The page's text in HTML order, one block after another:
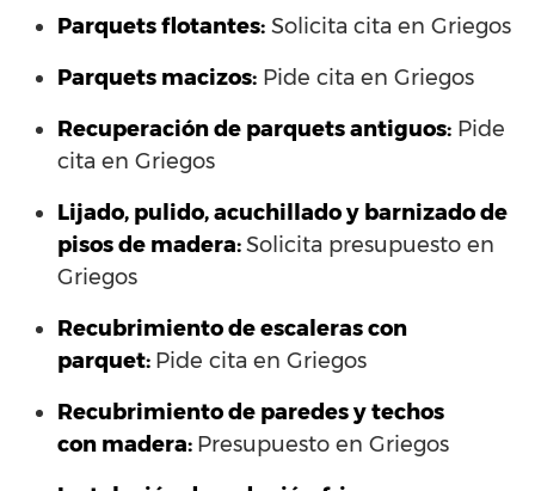
Parquets flotantes: Solicita cita en Griegos
Parquets macizos: Pide cita en Griegos
Recuperación de parquets antiguos: Pide
cita en Griegos
Lijado, pulido, acuchillado y barnizado de
pisos de madera:Solicita presupuesto en
Griegos
Recubrimiento de escaleras con
parquet: Pide cita en Griegos
Recubrimiento de paredes y techos
con madera: Presupuesto en Griegos